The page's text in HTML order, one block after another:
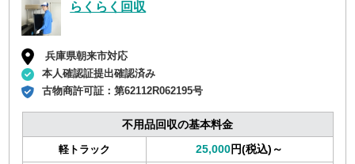
らくらく回収
兵庫県朝来市対応
本人確認証提出確認済み
古物商許可証：第62112R062195号
不用品回収の基本料金
軽トラック 25,000円(税込)～